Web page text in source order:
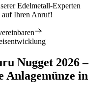
Edelmetall-Experten
auf Ihren Anruf!
Nugget 2026 –
Anlagemünze in